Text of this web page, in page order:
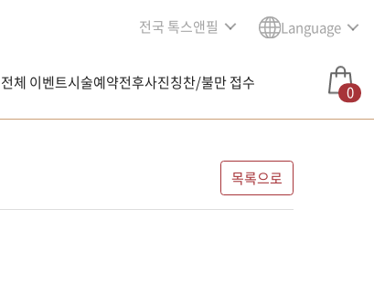
전국 톡스앤필 Language
전체 이벤트시술예약전후사진칭찬/불만 접수 0
목록으로